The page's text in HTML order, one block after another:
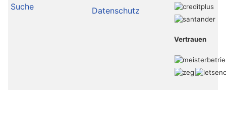
Suche
Datenschutz
Vertrauen